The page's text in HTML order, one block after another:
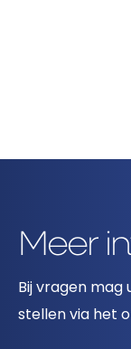
Meer
Bij vragen mag
stellen via het